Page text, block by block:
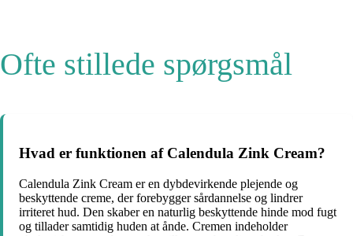
Ofte stillede spørgsmål
Hvad er funktionen af Calendula Zink Cream?
Calendula Zink Cream er en dybdevirkende plejende og
beskyttende creme, der forebygger sårdannelse og lindrer
irriteret hud. Den skaber en naturlig beskyttende hinde mod fugt
og tillader samtidig huden at ånde. Cremen indeholder